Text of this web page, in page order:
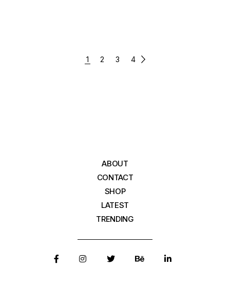
1 2 3 4
ABOUT
CONTACT
SHOP
LATEST
TRENDING